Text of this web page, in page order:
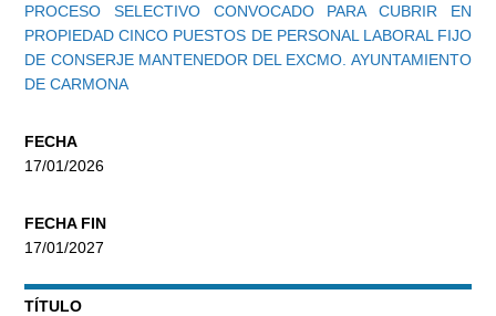
PROCESO SELECTIVO CONVOCADO PARA CUBRIR EN
PROPIEDAD CINCO PUESTOS DE PERSONAL LABORAL FIJO
DE CONSERJE MANTENEDOR DEL EXCMO. AYUNTAMIENTO
DE CARMONA
FECHA
17/01/2026
FECHA FIN
17/01/2027
TÍTULO